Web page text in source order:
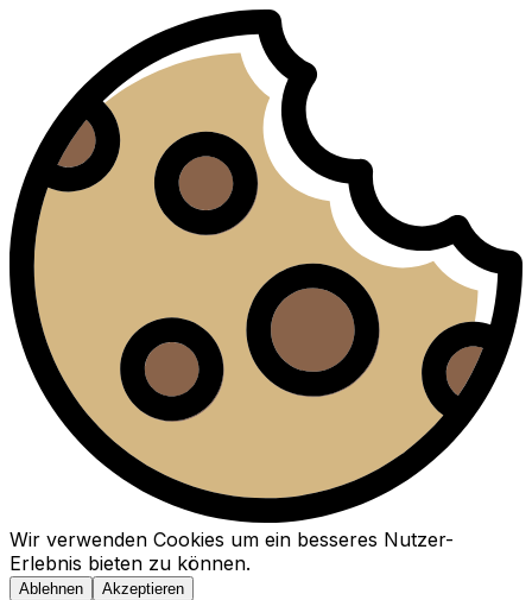
Wir verwenden Cookies um ein besseres Nutzer-
Erlebnis bieten zu können.
Ablehnen Akzeptieren